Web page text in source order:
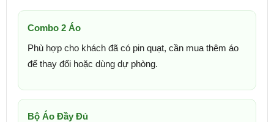
Combo 2 Áo
Phù hợp cho khách đã có pin quạt, cần mua thêm áo
để thay đổi hoặc dùng dự phòng.
Bộ Áo Đầy Đủ